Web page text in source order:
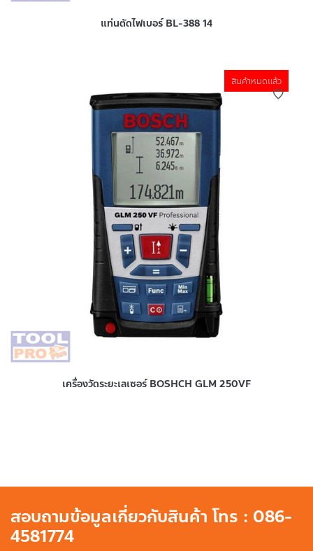
แท่นตัดไฟเบอร์ BL-388 14
สินค้าหมดแล้ว
เครื่องวัดระยะเลเซอร์ BOSHCH GLM 250VF
สอบถามข้อมูลเกี่ยวกับสินค้า โทร : 086-
4581774